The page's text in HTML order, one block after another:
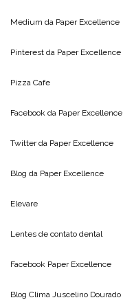
Medium da Paper Excellence
Pinterest da Paper Excellence
Pizza Cafe
Facebook da Paper Excellence
Twitter da Paper Excellence
Blog da Paper Excellence
Elevare
Lentes de contato dental
Facebook Paper Excellence
Blog Clima Juscelino Dourado